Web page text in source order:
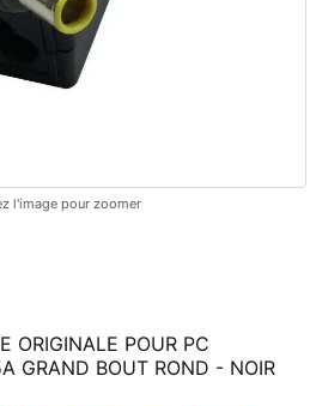
l'image pour zoomer
ORIGINALE POUR PC
GRAND BOUT ROND - NOIR